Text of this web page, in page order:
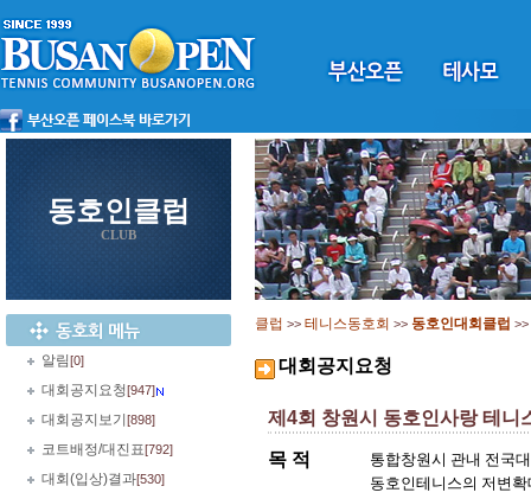
동호인클럽
CLUB
알림[0]
대회공지요청[947]
대회공지보기 [898]
코트배정/대진표[792]
대회(입상)결과[530]
클럽 >> 테니스동호회 >> 동호인대회클럽 >>
대회공지요청
제4회 창원시 동호인사랑 테니
목 적
통합창원시 관내 전국
동호인테니스의 저변